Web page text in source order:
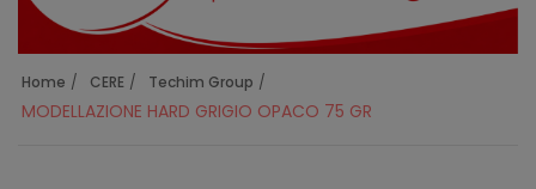
Home CERE Techim Group
MODELLAZIONE HARD GRIGIO OPACO 75 GR